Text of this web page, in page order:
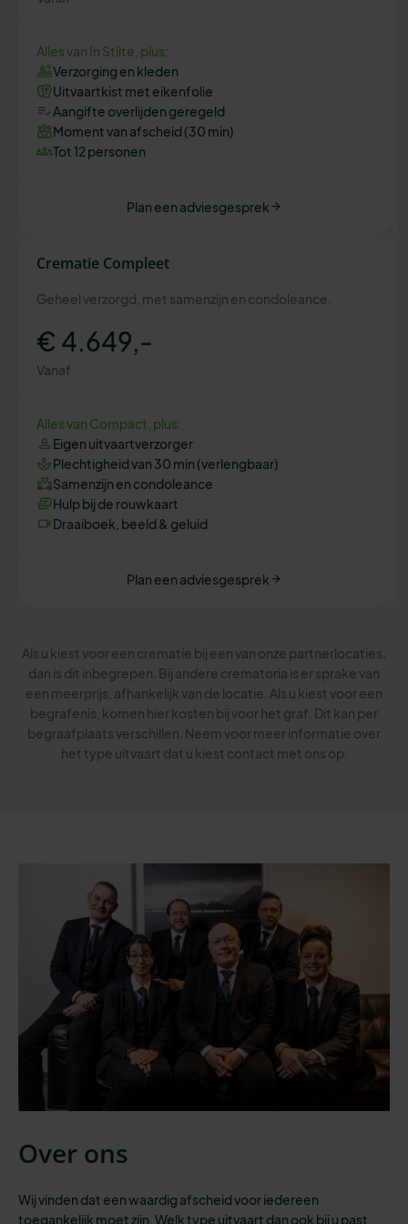
Alles van In Stilte, plus:
Verzorging en kleden
Uitvaartkist met eikenfolie
Aangifte overlijden geregeld
Moment van afscheid (30 min)
Tot 12 personen
Plan een adviesgesprek
Crematie Compleet
Geheel verzorgd, met samenzijn en condoleance.
€ 4.649,-
Vanaf
Alles van Compact, plus:
Eigen uitvaartverzorger
Plechtigheid van 30 min (verlengbaar)
Samenzijn en condoleance
Hulp bij de rouwkaart
Draaiboek, beeld & geluid
Plan een adviesgesprek
Als u kiest voor een crematie bij een van onze partnerlocaties,
dan is dit inbegrepen. Bij andere crematoria is er sprake van
een meerprijs, afhankelijk van de locatie. Als u kiest voor een
begrafenis, komen hier kosten bij voor het graf. Dit kan per
begraafplaats verschillen. Neem voor meer informatie over
het type uitvaart dat u kiest contact met ons op.
Over ons
Wij vinden dat een waardig afscheid voor iedereen
toegankelijk moet zijn. Welk type uitvaart dan ook bij u past,